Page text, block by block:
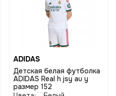
ADIDAS
Детская белая футболка
ADIDAS Real h jsy au y
размер 152